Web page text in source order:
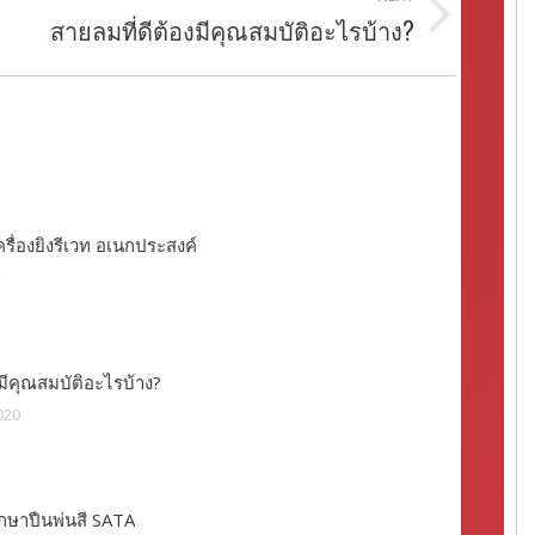
สายลมที่ดีต้องมีคุณสมบัติอะไรบ้าง?
องยิงรีเวท อเนกประสงค์
คุณสมบัติอะไรบ้าง?
าปืนพ่นสี SATA